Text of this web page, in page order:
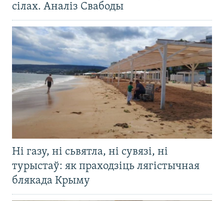
сілах. Аналіз Свабоды
Ні газу, ні сьвятла, ні сувязі, ні
турыстаў: як праходзіць лягістычная
блякада Крыму